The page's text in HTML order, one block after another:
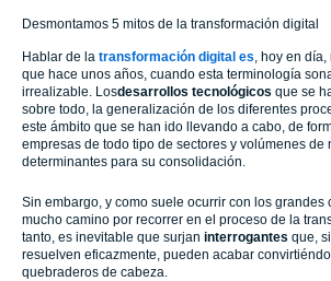
Desmontamos 5 mitos de la transformación digital
Hablar de la transformación digital es , hoy en
que hace unos años, cuando esta terminología
irrealizable. Losdesarrollos tecnológicos que se
sobre todo, la generalización de los diferentes
este ámbito que se han ido llevando a cabo, de
empresas de todo tipo de sectores y volúmenes de
determinantes para su consolidación.
Sin embargo, y como suele ocurrir con los grandes
mucho camino por recorrer en el proceso de la
tanto, es inevitable que surjan interrogantes que,
resuelven eficazmente, pueden acabar
quebraderos de cabeza.